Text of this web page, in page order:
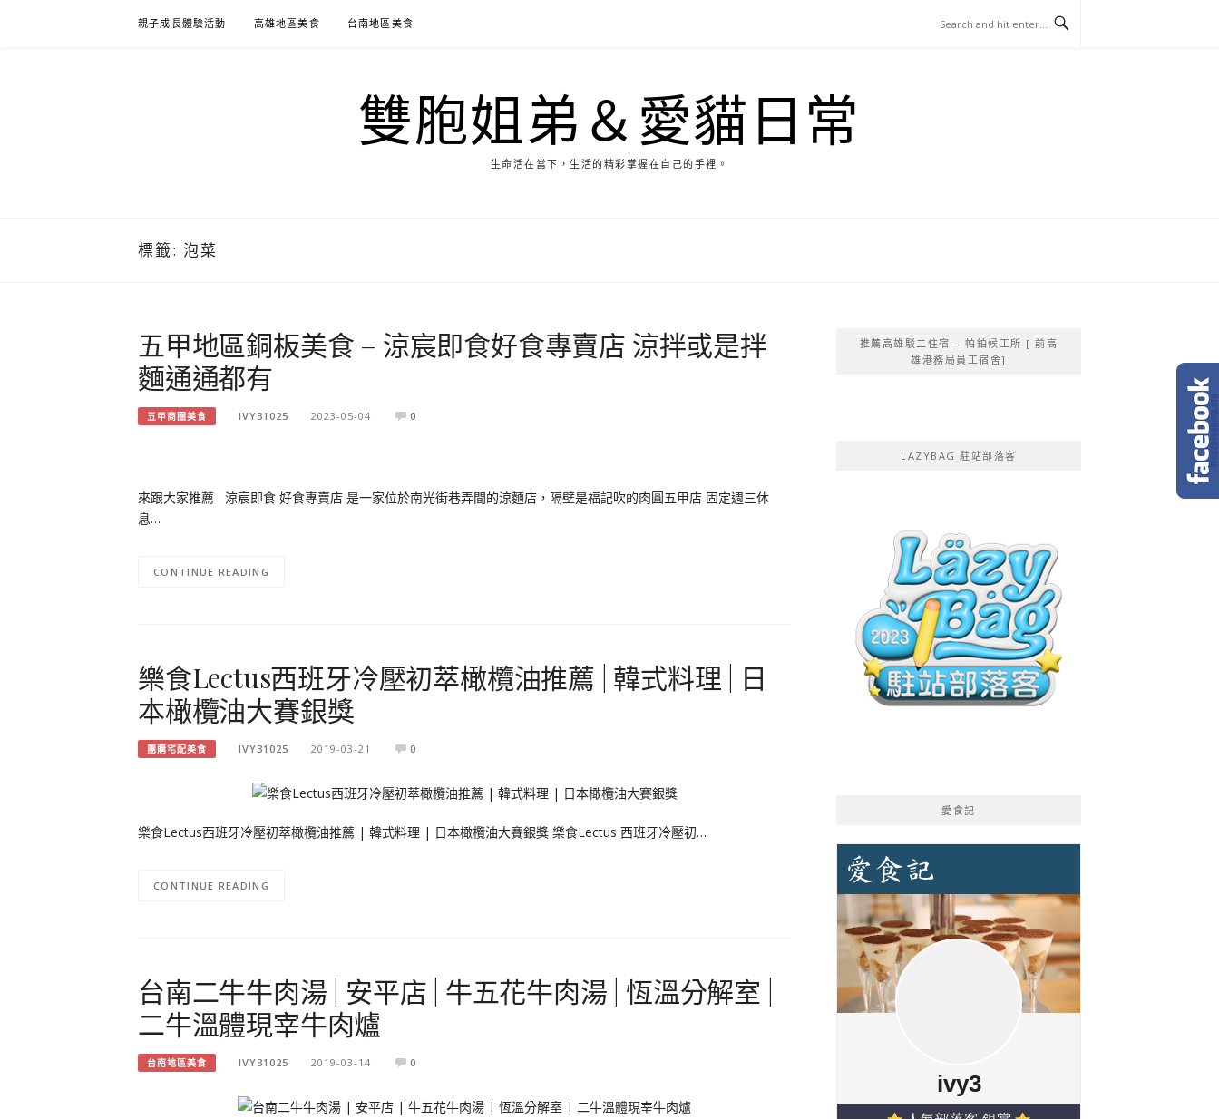
親子成長體驗活動 高雄地區美食 台南地區美食
雙胞姐弟＆愛貓日常
生命活在當下，生活的精彩掌握在自己的手裡。
標籤: 泡菜
五甲地區銅板美食 – 涼宸即食好食專賣店 涼拌或是拌
麵通通都有
五甲商圈美食 IVY31025 2023-05-04 0
來跟大家推薦 涼宸即食 好食專賣店 是一家位於南光街巷弄間的涼麵店，隔壁是福記吹的肉圓五甲店 固定週三休
息…
CONTINUE READING
樂食Lectus西班牙冷壓初萃橄欖油推薦 | 韓式料理 | 日
本橄欖油大賽銀獎
團購宅配美食 IVY31025 2019-03-21 0
樂食Lectus西班牙冷壓初萃橄欖油推薦 | 韓式料理 | 日本橄欖油大賽銀獎 樂食Lectus 西班牙冷壓初…
CONTINUE READING
台南二牛牛肉湯 | 安平店 | 牛五花牛肉湯 | 恆溫分解室 |
二牛溫體現宰牛肉爐
台南地區美食 IVY31025 2019-03-14 0
推薦高雄駁二住宿 – 帕鉑候工所 [ 前高
雄港務局員工宿舍]
LAZYBAG 駐站部落客
愛食記